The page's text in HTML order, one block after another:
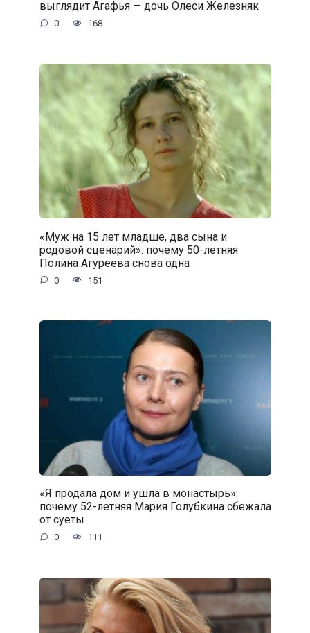
выглядит Агафья — дочь Олеси Железняк
0 168
«Муж на 15 лет младше, два сына и
родовой сценарий»: почему 50-летняя
Полина Агуреева снова одна
0 151
«Я продала дом и ушла в монастырь»:
почему 52-летняя Мария Голубкина сбежала
от суеты
0 111